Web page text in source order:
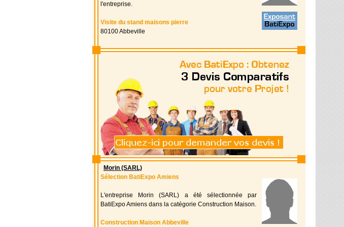
l'entreprise.
Visite du stand maisons pierre
80100 Abbeville
Morin (SARL)
Sélection BatiExpo Amiens
L'entreprise Morin (SARL) a été sélectionnée par
BatiExpo Amiens dans la catégorie Construction Maison.
Construction Maison Abbeville